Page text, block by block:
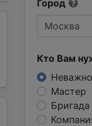
Город
Кто Вам
Неважно
Мастер
Бригада